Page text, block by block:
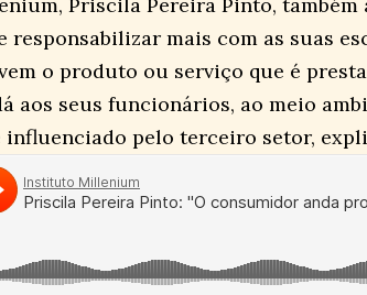
responsabilizar mais com as suas
o produto ou serviço que é
aos seus funcionários, ao meio
influenciado pelo terceiro setor,